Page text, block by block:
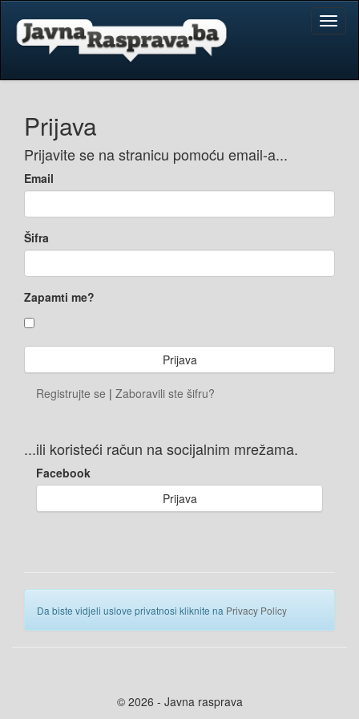
Prijava
Prijavite se na stranicu pomoću email-a...
Email
Šifra
Zapamti me?
Registrujte se | Zaboravili ste šifru?
...ili koristeći račun na socijalnim mrežama.
Facebook
Prijava
Da biste vidjeli uslove privatnosi kliknite na Privacy Policy
© 2026 - Javna rasprava